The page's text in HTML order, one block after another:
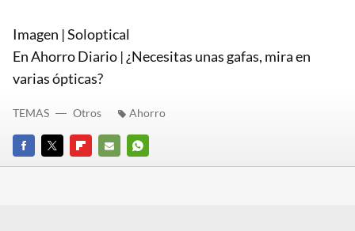
Imagen | Soloptical
En Ahorro Diario | ¿Necesitas unas gafas, mira en
varias ópticas?
FACEBOOK
TWITTERFLIPBOARD
E-
WHATSAPP
TEMAS Otros Ahorro